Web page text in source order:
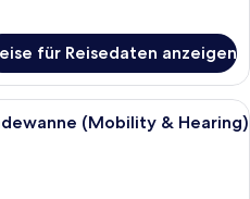
für Reisedaten anzeigen
Ein Hotelzimmer mit Fernseher,
(Mobility & Hearing)